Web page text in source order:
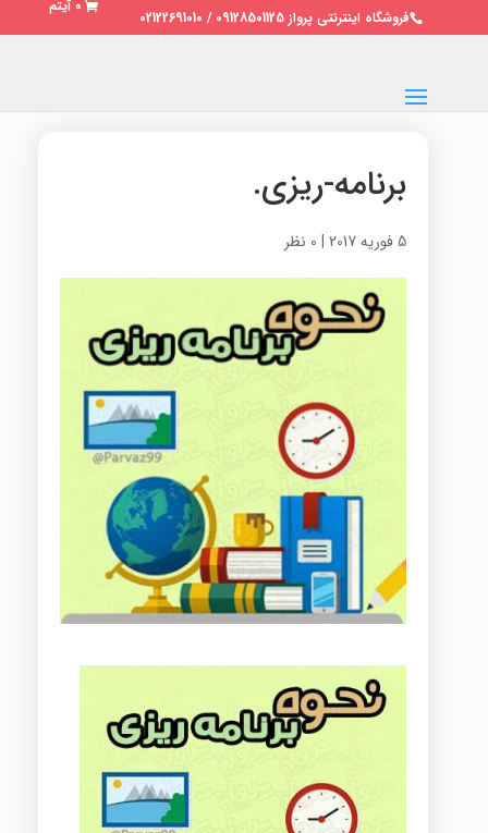
فروشگاه اینترنتی پرواز 09128501125 / 02122691010
0 آیتم
برنامه-ریزی.
5 فوریه 2017 | 0 نظر